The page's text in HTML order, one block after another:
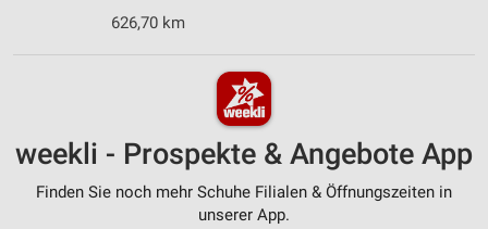
626,70 km
weekli - Prospekte & Angebote App
Finden Sie noch mehr Schuhe Filialen & Öffnungszeiten in
unserer App.